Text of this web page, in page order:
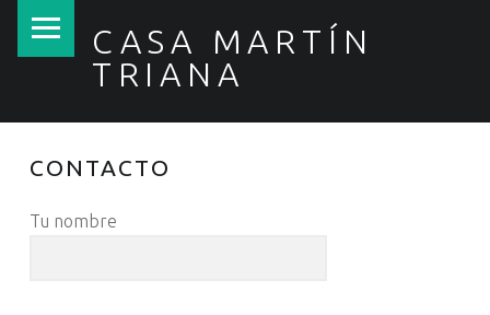
CASA MARTÍN
TRIANA
CONTACTO
Tu nombre